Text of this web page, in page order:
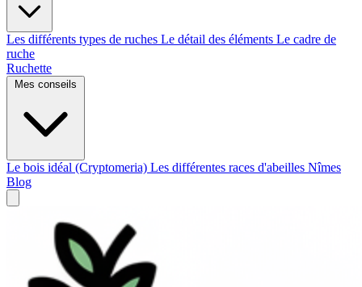
Les différents types de ruches Le détail des éléments Le cadre de
ruche
Ruchette
Le bois idéal (Cryptomeria) Les différentes races d'abeilles Nîmes
Blog